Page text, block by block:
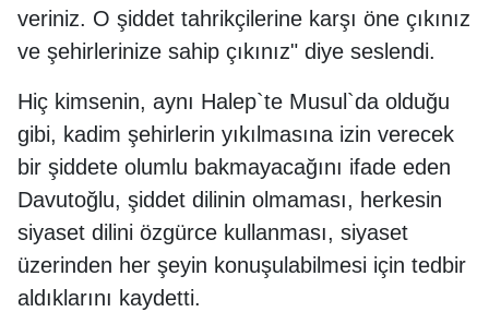
veriniz. O şiddet tahrikçilerine karşı öne çıkınız
ve şehirlerinize sahip çıkınız" diye seslendi.
Hiç kimsenin, aynı Halep`te Musul`da olduğu
gibi, kadim şehirlerin yıkılmasına izin verecek
bir şiddete olumlu bakmayacağını ifade eden
Davutoğlu, şiddet dilinin olmaması, herkesin
siyaset dilini özgürce kullanması, siyaset
üzerinden her şeyin konuşulabilmesi için tedbir
aldıklarını kaydetti.